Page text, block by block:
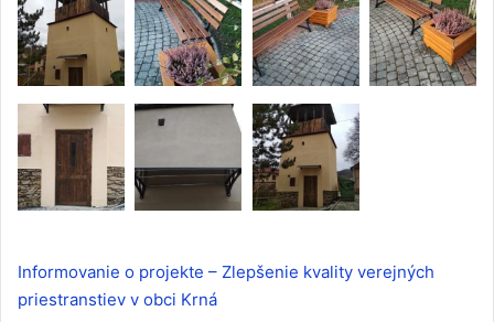
Informovanie o projekte – Zlepšenie kvality verejných
priestranstiev v obci Krná